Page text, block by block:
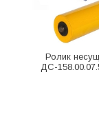
Ролик
ДС-